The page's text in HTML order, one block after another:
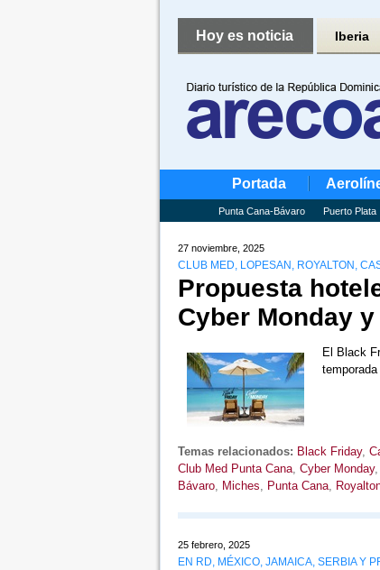
Hoy es noticia Iberia
Portada
Punta Cana-Bávaro Puerto Plata
27 noviembre, 2025
CLUB MED, LOPESAN, ROYALTON,
Propuesta
Cyber ​​Monday
El Black
Temas relacionados: Black Friday,
Club Med Punta Cana, Cyber Monday,
Bávaro, Miches, Punta Cana,
25 febrero, 2025
EN RD, MÉXICO, JAMAICA, SERBIA Y